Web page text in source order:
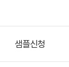
샘플신청